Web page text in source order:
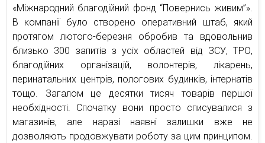
«Міжнародний благодійний фонд “Повернись живим”».
В компанії було створено оперативний штаб, який
протягом лютого-березня обробив та вдовольнив
близько 300 запитів з усіх областей від ЗСУ, ТРО,
благодійних організацій, волонтерів, лікарень,
перинатальних центрів, пологових будинків, інтернатів
тощо. Загалом це десятки тисяч товарів першої
необхідності. Спочатку вони просто списувалися з
магазинів, але наразі наявні залишки вже не
дозволяють продовжувати роботу за цим принципом.